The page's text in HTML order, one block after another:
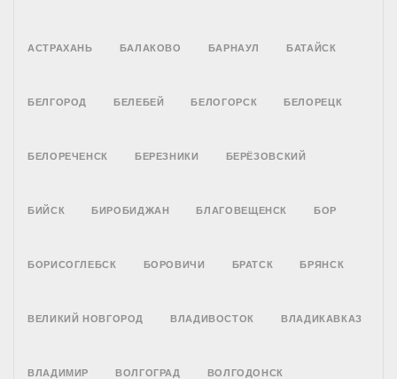
АСТРАХАНЬ БАЛАКОВО БАРНАУЛ БАТАЙСК
БЕЛГОРОД БЕЛЕБЕЙ БЕЛОГОРСК БЕЛОРЕЦК
БЕЛОРЕЧЕНСК БЕРЕЗНИКИ БЕРЁЗОВСКИЙ
БИЙСК БИРОБИДЖАН БЛАГОВЕЩЕНСК БОР
БОРИСОГЛЕБСК БОРОВИЧИ БРАТСК БРЯНСК
ВЕЛИКИЙ НОВГОРОД ВЛАДИВОСТОК ВЛАДИКАВКАЗ
ВЛАДИМИР ВОЛГОГРАД ВОЛГОДОНСК